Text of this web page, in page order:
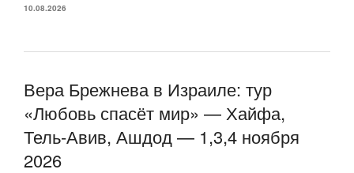
10.08.2026
Вера Брежнева в Израиле: тур
«Любовь спасёт мир» — Хайфа,
Тель-Авив, Ашдод — 1,3,4 ноября
2026